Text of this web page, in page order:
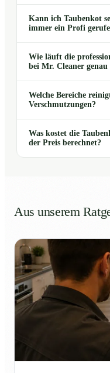
Kann ich Taubenkot
immer ein Profi
Wie läuft die
bei Mr. Cleaner genau
Welche Bereiche
Verschmutzungen?
Was kostet die
der Preis berechnet?
Aus unserem